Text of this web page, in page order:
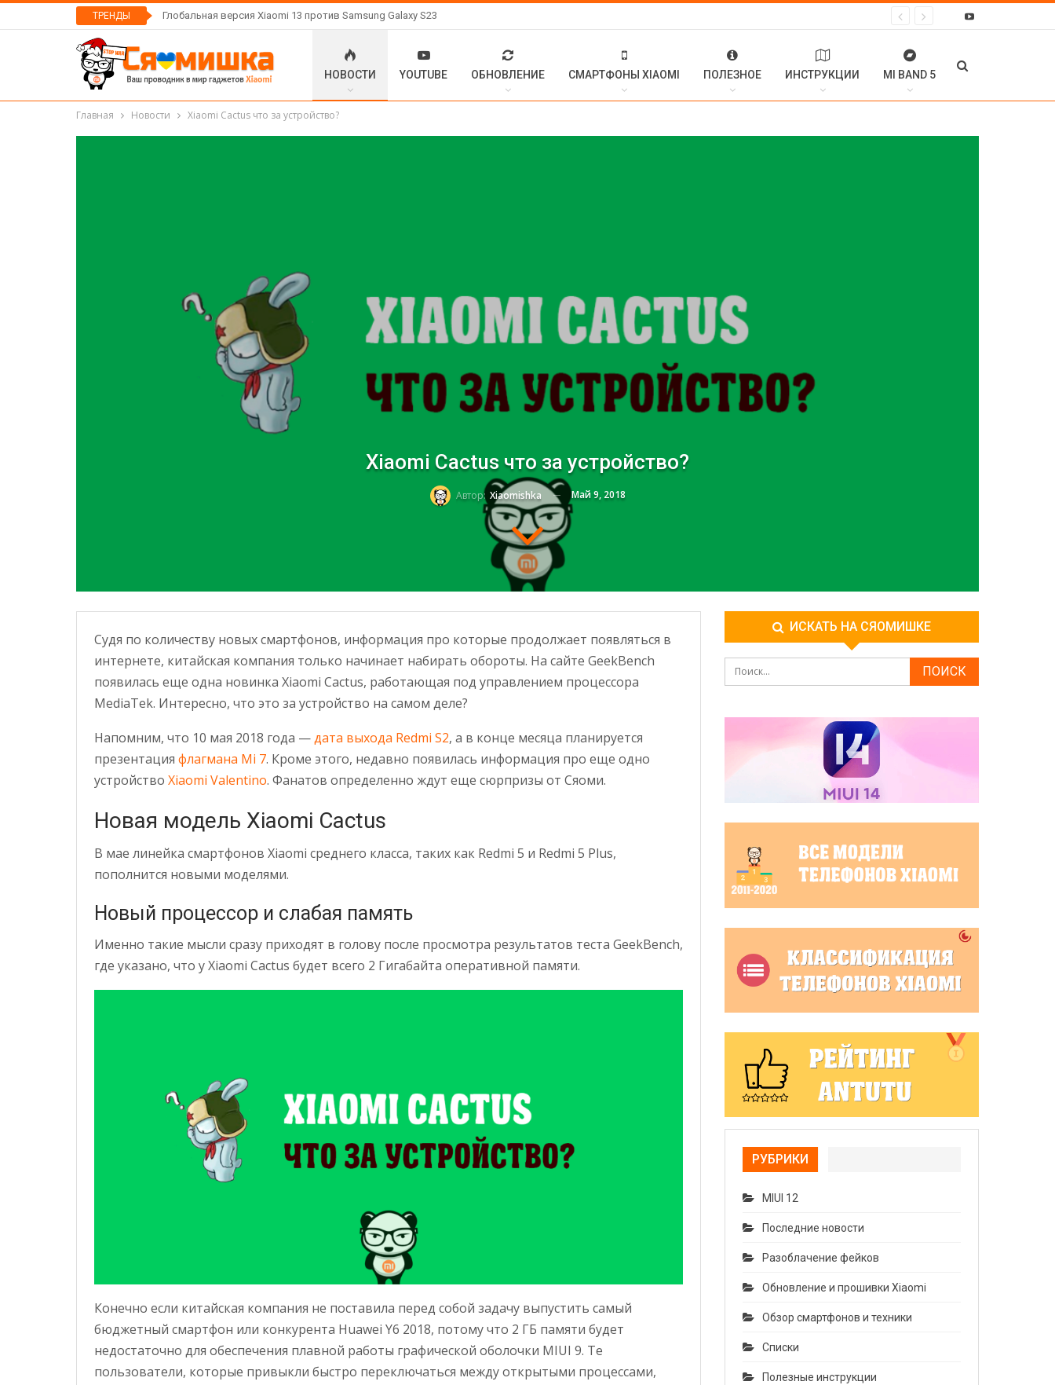
ТРЕНДЫ Глобальная версия Xiaomi 13 против Samsung Galaxy S23
НОВОСТИ YOUTUBE ОБНОВЛЕНИЕ СМАРТФОНЫ XIAOMI ПОЛЕЗНОЕ ИНСТРУКЦИИ MI BAND 5
Главная Новости Xiaomi Cactus что за устройство?
Xiaomi Cactus что за устройство?
Автор: Xiaomishka Май 9, 2018
Судя по количеству новых смартфонов, информация про которые продолжает появляться в
интернете, китайская компания только начинает набирать обороты. На сайте GeekBench
появилась еще одна новинка Xiaomi Cactus, работающая под управлением процессора
MediaTek. Интересно, что это за устройство на самом деле?
Напомним, что 10 мая 2018 года —дата выхода Redmi S2, а в конце месяца планируется
презентация флагмана Mi 7. Кроме этого, недавно появилась информация про еще одно
устройство Xiaomi Valentino. Фанатов определенно ждут еще сюрпризы от Сяоми.
Новая модель Xiaomi Cactus
В мае линейка смартфонов Xiaomi среднего класса, таких как Redmi 5 и Redmi 5 Plus,
пополнится новыми моделями.
Новый процессор и слабая память
Именно такие мысли сразу приходят в голову после просмотра результатов теста GeekBench,
где указано, что у Xiaomi Cactus будет всего 2 Гигабайта оперативной памяти.
Конечно если китайская компания не поставила перед собой задачу выпустить самый
бюджетный смартфон или конкурента Huawei Y6 2018, потому что 2 ГБ памяти будет
недостаточно для обеспечения плавной работы графической оболочки MIUI 9. Те
пользователи, которые привыкли быстро переключаться между открытыми процессами,
ИСКАТЬ НА СЯОМИШКЕ
РУБРИКИ
MIUI 12
Последние новости
Разоблачение фейков
Обновление и прошивки Xiaomi
Обзор смартфонов и техники
Списки
Полезные инструкции